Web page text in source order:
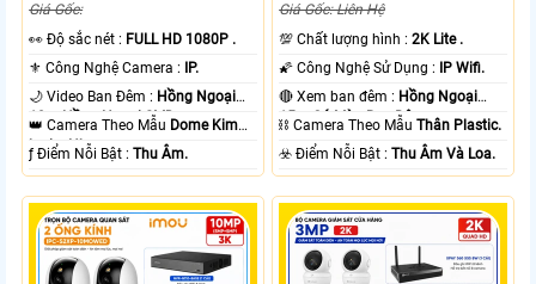
Giá Gốc:
️👀 Độ sắc nét : FULL HD 1080P .
⚜️ Công Nghệ Camera :
IP.
🌙 Video Ban Đêm : Hồng Ngoại
10m Hồng Ngoại SMD.
👑 Camera Theo Mẫu Dome Kim
loại + Nhựa.
️ƒ Điểm Nỗi Bật :Thu Âm.
Giá Gốc: Liên Hệ
💯 Chất lượng hình :2K Lite .
🌠 Công Nghệ Sử Dụng :
IP Wifi.
🔴 Xem ban đêm : Hồng Ngoại
15m Có Màu Ban Ðêm.
⛓ Camera Theo MẫuThân Plastic.
️☣️ Điểm Nỗi Bật :Thu Âm Và Loa.